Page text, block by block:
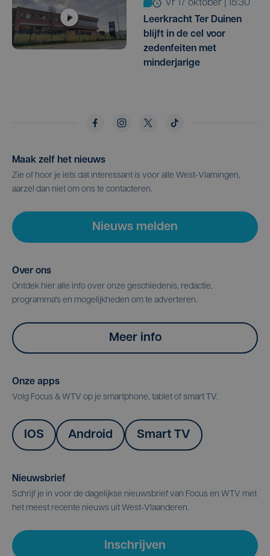
vr 17 oktober | 15:30
Leerkracht Ter Duinen
blijft in de cel voor
zedenfeiten met
minderjarige
Maak zelf het nieuws
Zie of hoor je iets dat interessant is voor alle West-Vlamingen,
aarzel dan niet om ons te contacteren.
Nieuws melden
Over ons
Ontdek hier alle info over onze geschiedenis, redactie,
programma's en mogelijkheden om te adverteren.
Meer info
Onze apps
Volg Focus & WTV op je smartphone, tablet of smart TV.
IOS Android Smart TV
Nieuwsbrief
Schrijf je in voor de dagelijkse nieuwsbrief van Focus en WTV met
het meest recente nieuws uit West-Vlaanderen.
Inschrijven